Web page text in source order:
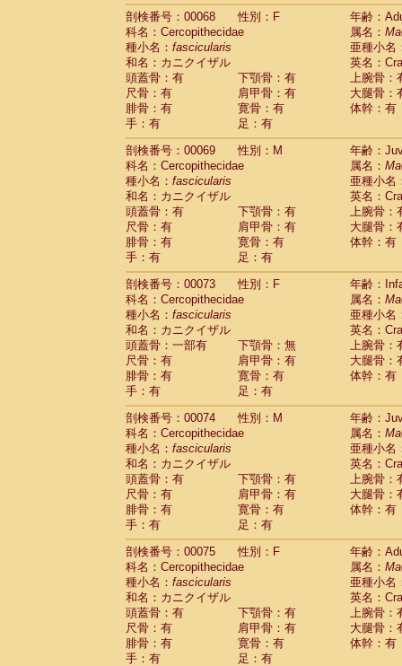
剖検番号：00068
性別：F
年齢：
科名：Cercopithecidae
属名：
種小名： fascicularis
亜種小名
和名：カニクイザル
英名：
頭蓋骨：有
下顎骨：有
上腕骨：
尺骨：有
肩甲骨：有
大腿骨：
腓骨：有
寛骨：有
体幹：有
手：有
足：有
剖検番号：00069
性別：M
年齢：
科名：Cercopithecidae
属名：
種小名： fascicularis
亜種小名
和名：カニクイザル
英名：
頭蓋骨：有
下顎骨：有
上腕骨：
尺骨：有
肩甲骨：有
大腿骨：
腓骨：有
寛骨：有
体幹：有
手：有
足：有
剖検番号：00073
性別：F
年齢：
科名：Cercopithecidae
属名：
種小名： fascicularis
亜種小名
和名：カニクイザル
英名：
頭蓋骨：一部有
下顎骨：無
上腕骨：
尺骨：有
肩甲骨：有
大腿骨：
腓骨：有
寛骨：有
体幹：有
手：有
足：有
剖検番号：00074
性別：M
年齢：
科名：Cercopithecidae
属名：
種小名： fascicularis
亜種小名
和名：カニクイザル
英名：
頭蓋骨：有
下顎骨：有
上腕骨：
尺骨：有
肩甲骨：有
大腿骨：
腓骨：有
寛骨：有
体幹：有
手：有
足：有
剖検番号：00075
性別：F
年齢：
科名：Cercopithecidae
属名：
種小名： fascicularis
亜種小名
和名：カニクイザル
英名：
頭蓋骨：有
下顎骨：有
上腕骨：
尺骨：有
肩甲骨：有
大腿骨：
腓骨：有
寛骨：有
体幹：有
手：有
足：有